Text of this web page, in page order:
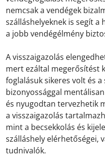
nemcsak a vendégek
szálláshelyeknek is segít
a jobb vendégélmény
A visszaigazolás
mert ezáltal megerősítést
foglalásuk sikeres volt és a
bizonyossággal
és nyugodtan tervezhetik
a visszaigazolás
mint a becsekkolás és
szálláshely elérhetőségei,
tudnivalók.